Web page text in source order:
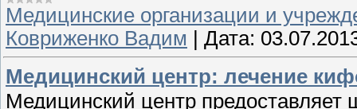
Медицинские организации и
Ковриженко Вадим
Дата:
Медицинский центр: лечение
Медицинский центр